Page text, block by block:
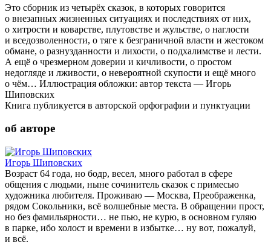
Это сборник из четырёх сказок, в которых говорится
о внезапных жизненных ситуациях и последствиях от них,
о хитрости и коварстве, плутовстве и жульстве, о наглости
и вседозволенности, о тяге к безграничной власти и жестоком
обмане, о разнузданности и лихости, о подхалимстве и лести.
А ещё о чрезмерном доверии и кичливости, о простом
недогляде и лживости, о невероятной скупости и ещё много
о чём… Иллюстрация обложки: автор текста — Игорь
Шиповских
Книга публикуется в авторской орфографии и пунктуации
об авторе
Игорь Шиповских
Возраст 64 года, но бодр, весел, много работал в сфере
общения с людьми, ныне сочинитель сказок с примесью
художника любителя. Проживаю — Москва, Преображенка,
рядом Сокольники, всё волшебные места. В обращении прост,
но без фамильярности… не пью, не курю, в основном гуляю
в парке, ибо холост и времени в избытке… ну вот, пожалуй,
и всё.